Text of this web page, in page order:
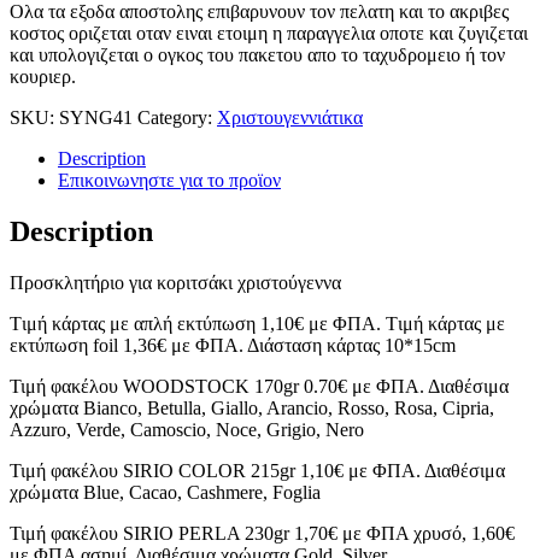
Ολα τα εξοδα αποστολης επιβαρυνουν τον πελατη και το ακριβες
κοστος οριζεται οταν ειναι ετοιμη η παραγγελια οποτε και ζυγιζεται
και υπολογιζεται ο ογκος του πακετου απο το ταχυδρομειο ή τον
κουριερ.
SKU: SYNG41 Category: Χριστουγεννιάτικα
Description
Επικοινωνηστε για το προϊoν
Description
Προσκλητήριο για κοριτσάκι χριστούγεννα
Tιμή κάρτας με απλή εκτύπωση 1,10€ με ΦΠΑ. Tιμή κάρτας με
εκτύπωση foil 1,36€ με ΦΠΑ. Διάσταση κάρτας 10*15cm
Τιμή φακέλου WOODSTOCK 170gr 0.70€ με ΦΠΑ. Διαθέσιμα
χρώματα Bianco, Betulla, Giallo, Arancio, Rosso, Rosa, Cipria,
Azzuro, Verde, Camoscio, Noce, Grigio, Nero
Τιμή φακέλου SIRIO COLOR 215gr 1,10€ με ΦΠΑ. Διαθέσιμα
χρώματα Blue, Cacao, Cashmere, Foglia
Τιμή φακέλου SIRIO PERLA 230gr 1,70€ με ΦΠΑ χρυσό, 1,60€